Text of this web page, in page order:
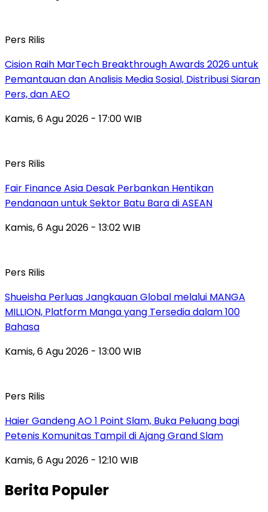
Pers Rilis
Cision Raih MarTech Breakthrough Awards 2026 untuk
Pemantauan dan Analisis Media Sosial, Distribusi Siaran
Pers, dan AEO
Kamis, 6 Agu 2026 - 17:00 WIB
Pers Rilis
Fair Finance Asia Desak Perbankan Hentikan
Pendanaan untuk Sektor Batu Bara di ASEAN
Kamis, 6 Agu 2026 - 13:02 WIB
Pers Rilis
Shueisha Perluas Jangkauan Global melalui MANGA
MILLION, Platform Manga yang Tersedia dalam 100
Bahasa
Kamis, 6 Agu 2026 - 13:00 WIB
Pers Rilis
Haier Gandeng AO 1 Point Slam, Buka Peluang bagi
Petenis Komunitas Tampil di Ajang Grand Slam
Kamis, 6 Agu 2026 - 12:10 WIB
Berita Populer